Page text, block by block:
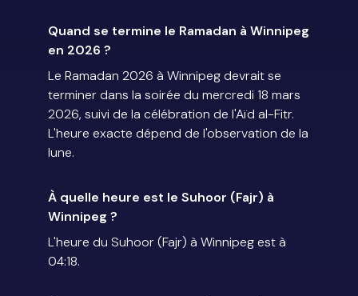
Quand se termine le Ramadan à Winnipeg
en 2026 ?
Le Ramadan 2026 à Winnipeg devrait se
terminer dans la soirée du mercredi 18 mars
2026, suivi de la célébration de l'Aïd al-Fitr.
L'heure exacte dépend de l'observation de la
lune.
À quelle heure est le Suhoor (Fajr) à
Winnipeg ?
L'heure du Suhoor (Fajr) à Winnipeg est à
04:18.